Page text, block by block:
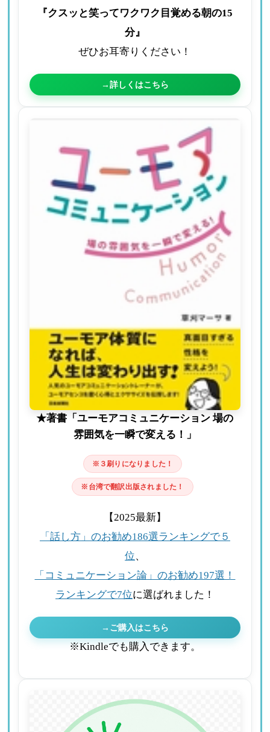
『クスッと笑ってワクワク目覚める朝の15
分』
ぜひお耳寄りください！
→詳しくはこちら
★著書「ユーモアコミュニケーション 場の
雰囲気を一瞬で変える！」
※３刷りになりました！
※台湾で翻訳出版されました！
【2025最新】
「話し方」のお勧め186選ランキングで５
位、
「コミュニケーション論」のお勧め197選！
ランキングで7位に選ばれました！
→ご購入はこちら
※Kindleでも購入できます。